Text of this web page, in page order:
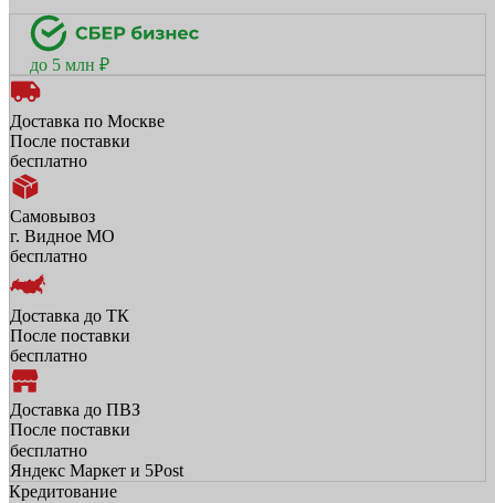
до 5 млн ₽
Доставка по Москве
После поставки
бесплатно
Самовывоз
г. Видное МО
бесплатно
Доставка до ТК
После поставки
бесплатно
Доставка до ПВЗ
После поставки
бесплатно
Яндекс Маркет и 5Post
Кредитование